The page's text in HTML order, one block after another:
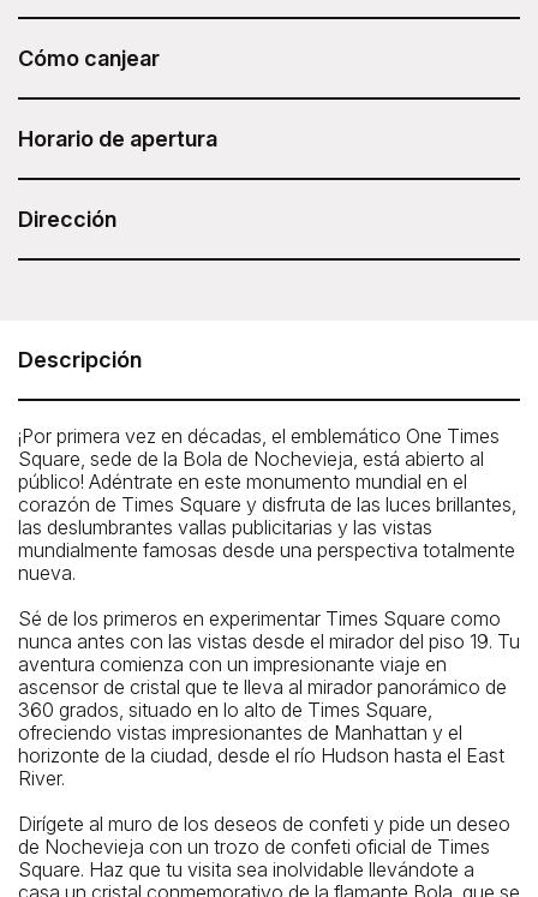
en tu Sesame Attraction Pass.
Cómo canjear
vaya a su cuenta para reservar su boleto.
Horario de apertura
abierto entre las 15:00 y las 21:30, aunque los horarios
Dirección
Enter the building at the corner of 42nd Street and
Broadway.
Estación de metro más cercana
42nd St - Port Authority Bus Terminal: A, C, E
42nd St - Times Square: 1, 2, 3, 7, N, W, Q, R, S
Descripción
¡Por primera vez en décadas, el emblemático One Times
Square, sede de la Bola de Nochevieja, está abierto al
público! Adéntrate en este monumento mundial en el
corazón de Times Square y disfruta de las luces brillantes,
las deslumbrantes vallas publicitarias y las vistas
mundialmente famosas desde una perspectiva totalmente
nueva.
Sé de los primeros en experimentar Times Square como
nunca antes con las vistas desde el mirador del piso 19. Tu
aventura comienza con un impresionante viaje en
ascensor de cristal que te lleva al mirador panorámico de
360 ​​grados, situado en lo alto de Times Square,
ofreciendo vistas impresionantes de Manhattan y el
horizonte de la ciudad, desde el río Hudson hasta el East
River.
Dirígete al muro de los deseos de confeti y pide un deseo
de Nochevieja con un trozo de confeti oficial de Times
Square. Haz que tu visita sea inolvidable llevándote a
casa un cristal conmemorativo de la flamante Bola, que se